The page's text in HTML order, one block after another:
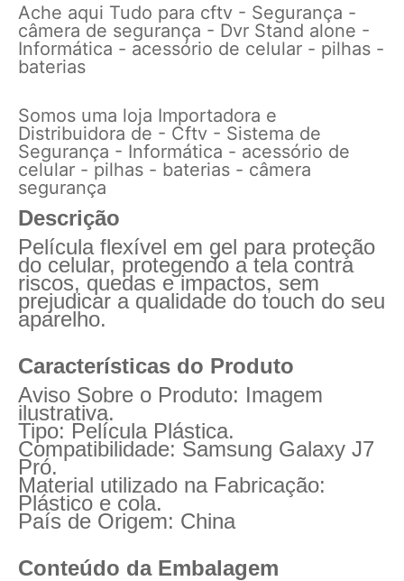
Ache aqui Tudo para cftv - Segurança -
câmera de segurança - Dvr Stand alone -
Informática - acessório de celular - pilhas -
baterias
Somos uma loja Importadora e
Distribuidora de - Cftv - Sistema de
Segurança - Informática - acessório de
celular - pilhas - baterias - câmera
segurança
Descrição
Película flexível em gel para proteção
do celular, protegendo a tela contra
riscos, quedas e impactos, sem
prejudicar a qualidade do touch do seu
aparelho.
Características do Produto
Aviso Sobre o Produto: Imagem
ilustrativa.
Tipo: Película Plástica.
Compatibilidade: Samsung Galaxy J7
Pró.
Material utilizado na Fabricação:
Plástico e cola.
País de Origem: China
Conteúdo da Embalagem